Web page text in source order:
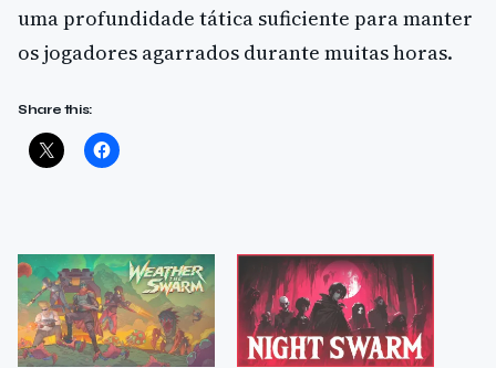
uma profundidade tática suficiente para manter
os jogadores agarrados durante muitas horas.
Share this: